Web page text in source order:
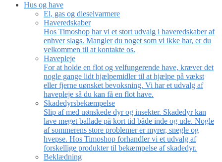
Hus og have
El, gas og dieselvarmere
Haveredskaber
Hos Timoshop har vi et stort udvalg i haveredskaber af
enhver slags. Mangler du noget som vi ikke har, er du
velkommen til at kontakte os.
Havepleje
For at holde en flot og velfungerende have, kræver det
nogle gange lidt hjælpemidler til at hjælpe på vækst
eller fjerne uønsket bevoksning. Vi har et udvalg af
havepleje så du kan få en flot have.
Skadedyrsbekæmpelse
Slip af med uønskede dyr og insekter. Skadedyr kan
lave meget ballade på kort tid både inde og ude. Nogle
af sommerens store problemer er myrer, snegle og
hvepse. Hos Timoshop forhandler vi et udvalg af
forskellige produkter til bekæmpelse af skadedyr.
Beklædning